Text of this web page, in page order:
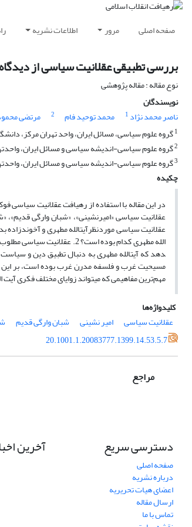
صفحه اصلی مرور اطلاعات نشریه
بررسی تطبیقی عقلانیت سیاسی از
نوع مقاله : مقاله پژوهشی
نویسندگان
ناصر محمد نژاد 1 محمد توحید فام 2 مرتضی
1گروه علوم سیاسی، مسائل ایران، واحد تهران مرکز،
2گروه علوم سیاسی-اندیشه سیاسی و مسائل ایران،
3گروه علوم سیاسی-اندیشه سیاسی و مسائل ایران،
چکیده
در این مقاله با استفاده از رهیافت عقلانیت
عقلانیت سیاسی «امیرنشینی»، «شبان وارگی
دهد که آیت­الله مطهری به دنبال تطبیق دین و سیاست
مسیحیت غرب و فلسفه مدرن غرب بوده است، بر
مهم‌ترین مفاهیمی که می­تواند زوایای مختلف فکری
کلیدواژه‌ها
عقلانیت سیاسی
امیر نشینی شبان وارگی قدیم
20.1001.1.20083777.1399.14.53.5.7
مراجع
دسترسی سریع
صفحه اصلی
درباره نشریه
اعضای هیات تحریریه
ارسال مقاله
تماس با ما
آخرین